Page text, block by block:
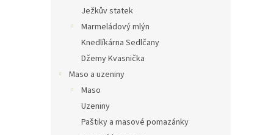
Ježkův statek
Marmeládový mlýn
Knedlíkárna Sedlčany
Džemy Kvasnička
Maso a uzeniny
Maso
Uzeniny
Paštiky a masové pomazánky